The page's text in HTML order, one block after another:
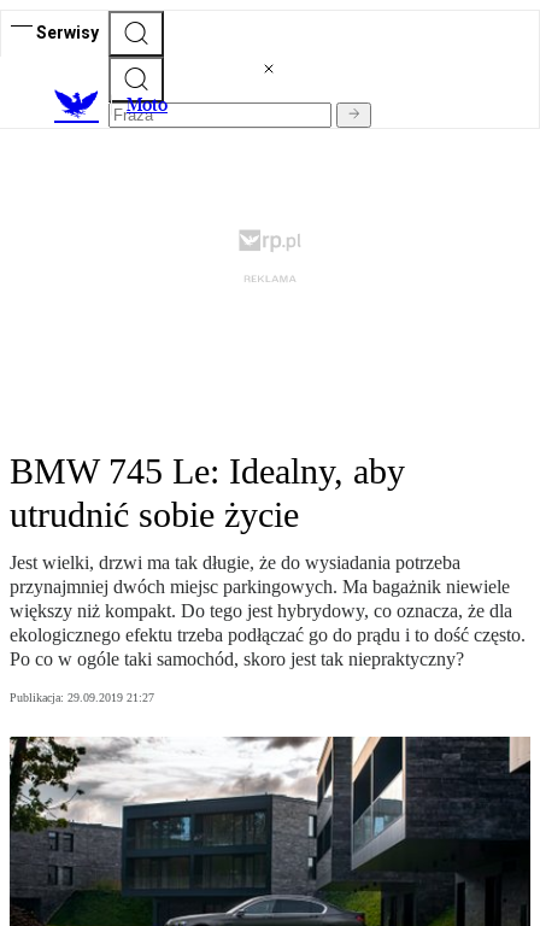
Serwisy
Moto
BMW 745 Le: Idealny, aby
utrudnić sobie życie
Jest wielki, drzwi ma tak długie, że do wysiadania potrzeba
przynajmniej dwóch miejsc parkingowych. Ma bagażnik niewiele
większy niż kompakt. Do tego jest hybrydowy, co oznacza, że dla
ekologicznego efektu trzeba podłączać go do prądu i to dość często.
Po co w ogóle taki samochód, skoro jest tak niepraktyczny?
Publikacja: 29.09.2019 21:27